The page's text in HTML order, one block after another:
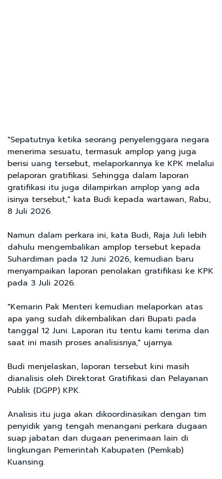
"Sepatutnya ketika seorang penyelenggara negara
menerima sesuatu, termasuk amplop yang juga
berisi uang tersebut, melaporkannya ke KPK melalui
pelaporan gratifikasi. Sehingga dalam laporan
gratifikasi itu juga dilampirkan amplop yang ada
isinya tersebut," kata Budi kepada wartawan, Rabu,
8 Juli 2026.
Namun dalam perkara ini, kata Budi, Raja Juli lebih
dahulu mengembalikan amplop tersebut kepada
Suhardiman pada 12 Juni 2026, kemudian baru
menyampaikan laporan penolakan gratifikasi ke KPK
pada 3 Juli 2026.
"Kemarin Pak Menteri kemudian melaporkan atas
apa yang sudah dikembalikan dari Bupati pada
tanggal 12 Juni. Laporan itu tentu kami terima dan
saat ini masih proses analisisnya," ujarnya.
Budi menjelaskan, laporan tersebut kini masih
dianalisis oleh Direktorat Gratifikasi dan Pelayanan
Publik (DGPP) KPK.
Analisis itu juga akan dikoordinasikan dengan tim
penyidik yang tengah menangani perkara dugaan
suap jabatan dan dugaan penerimaan lain di
lingkungan Pemerintah Kabupaten (Pemkab)
Kuansing.